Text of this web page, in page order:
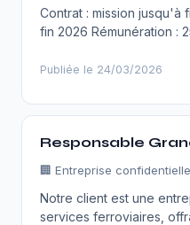
Contrat : mission jusqu'à
fin 2026 Rémunération :
Publiée le 24/03/2026
Responsable
🏢 Entreprise confidentielle
Notre client est une
services ferroviaires,